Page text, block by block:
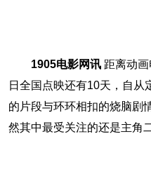
1905电影网讯 距离动
日全国点映还有10天，自从
的片段与环环相扣的烧脑剧
然其中最受关注的还是主角